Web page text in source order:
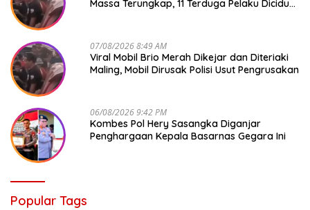
Massa Terungkap, 11 Terduga Pelaku Diciduk
07/08/2026 8:49 AM
Viral Mobil Brio Merah Dikejar dan Diteriaki
Maling, Mobil Dirusak Polisi Usut Pengrusakan
06/08/2026 9:42 PM
Kombes Pol Hery Sasangka Diganjar
Penghargaan Kepala Basarnas Gegara Ini
Popular Tags